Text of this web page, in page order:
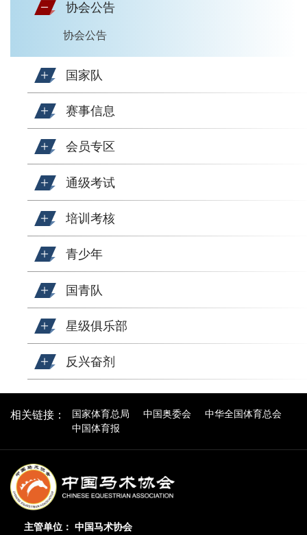
协会公告
协会公告
国家队
赛事信息
会员专区
通级考试
培训考核
青少年
国青队
星级俱乐部
反兴奋剂
相关链接： 国家体育总局 中国奥委会
中华全国体育总会
中国体育报
主管单位： 中国马术协会